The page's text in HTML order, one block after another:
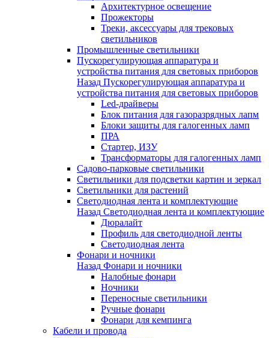
Архитектурное освещение
Прожекторы
Треки, аксессуары для трековых
светильников
Промышленные светильники
Пускорегулирующая аппаратура и
устройства питания для световых приборов
Назад Пускорегулирующая аппаратура и
устройства питания для световых приборов
Led-драйверы
Блок питания для газоразрядных лапм
Блоки защиты для галогенных ламп
ПРА
Стартер, ИЗУ
Трансформаторы для галогенных ламп
Садово-парковые светильники
Светильники для подсветки картин и зеркал
Светильники для растений
Светодиодная лента и комплектующие
Назад Светодиодная лента и комплектующие
Дюралайт
Профиль для светодиодной ленты
Светодиодная лента
Фонари и ночники
Назад Фонари и ночники
Налобные фонари
Ночники
Переносные светильники
Ручные фонари
Фонари для кемпинга
Кабели и провода